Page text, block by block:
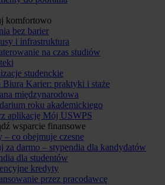
komfortowo
bez barier
i infrastruktura
na czas studiów
studenckie
Biura Karier: praktyki i staże
międzynarodowa
roku akademickiego
aplikację Mój USWPS
wsparcie finansowe
– co obejmuje czesne
za darmo – stypendia dla kandydatów
dla studentów
kredyty
przez pracodawcę